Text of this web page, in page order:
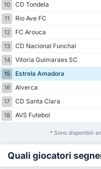
10
CD Tondela
11
Rio Ave FC
12
FC Arouca
13
CD Nacional Funchal
14
Vitoria Guimaraes SC
15
Estrela Amadora
16
Alverca
17
CD Santa Clara
18
AVS Futebol
* Sono disponibili
Quali giocatori